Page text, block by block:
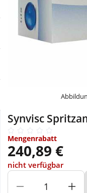
Schnäppchen
Täglich gut versorgt
Körperpflege &
Liebe & Erotik
Nahrungsergänzung
Natur & Homöopathie
Sanitätshaus
Sport & Fitness
Physiogel
Aliud Pharma
Synvisc
Mengenrabatt
240,89 €
nicht verfügbar